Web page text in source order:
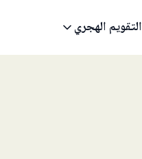
التقويم الهجري